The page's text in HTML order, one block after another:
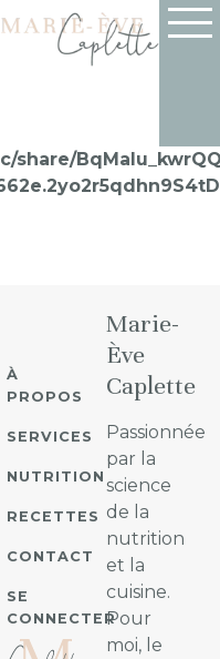
À
PROPOS
SERVICES
NUTRITION
RECETTES
CONTACT
SE
CONNECTER
Marie-
Ève
Caplette
Passionnée
par la
science
de la
nutrition
et la
cuisine.
Pour
moi, le